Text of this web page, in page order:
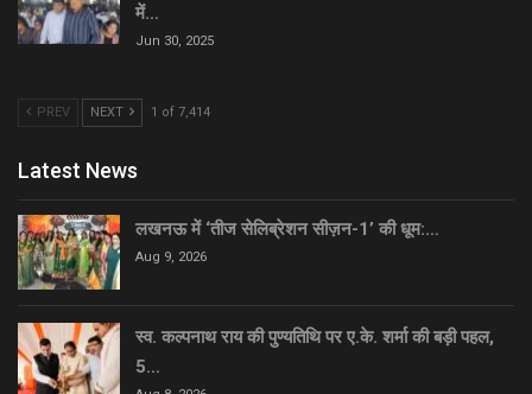
में…
Jun 30, 2025
PREV NEXT 1 of 7,414
Latest News
लखनऊ में ‘तीज सेलिब्रेशन सीज़न-1’ की धूम:…
Aug 9, 2026
स्व. कल्पनाथ राय की पुण्यतिथि पर ए.के. शर्मा की बड़ी पहल,
5…